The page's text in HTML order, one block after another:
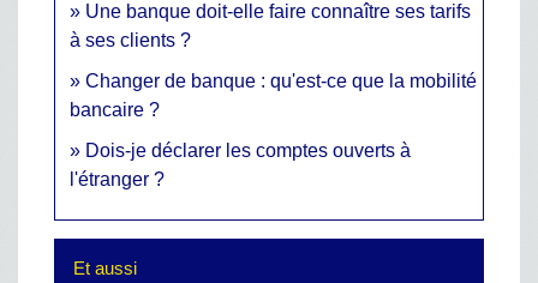
Une banque doit-elle faire connaître ses tarifs
à ses clients ?
Changer de banque : qu'est-ce que la mobilité
bancaire ?
Dois-je déclarer les comptes ouverts à
l'étranger ?
Et aussi